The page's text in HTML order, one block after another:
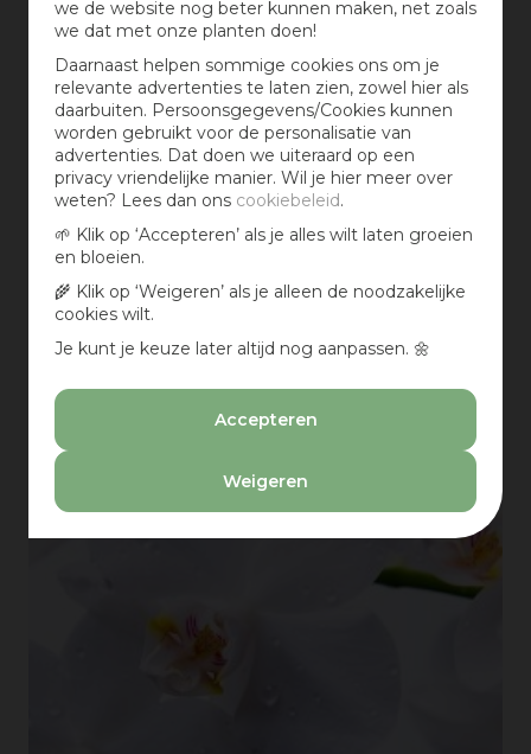
we de website nog beter kunnen maken, net zoals
we dat met onze planten doen!
Daarnaast helpen sommige cookies ons om je
relevante advertenties te laten zien, zowel hier als
daarbuiten. Persoonsgegevens/Cookies kunnen
worden gebruikt voor de personalisatie van
advertenties. Dat doen we uiteraard op een
privacy vriendelijke manier. Wil je hier meer over
weten? Lees dan ons cookiebeleid.
🌱 Klik op ‘Accepteren’ als je alles wilt laten groeien
en bloeien.
🌾 Klik op ‘Weigeren’ als je alleen de noodzakelijke
cookies wilt.
Je kunt je keuze later altijd nog aanpassen. 🌼
Accepteren
Weigeren
Hoe hou je vleesetende planten? 6 tips!
Vleesetende planten sloven zich behoorlijk uit voor een
hapje insect. Met dichtklappende vallen, bekervallen,
kleefvallen, zuigvallen en fuikvallen staan ze klaar. Een
maand, lang in leven te houden.
Lees meer...